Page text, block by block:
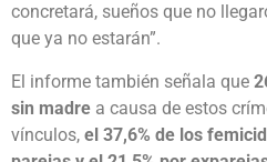
concretará, sueños que no
que ya no estarán”.
El informe también señala que
sin madre a causa de estos
vínculos, el 37,6% de los